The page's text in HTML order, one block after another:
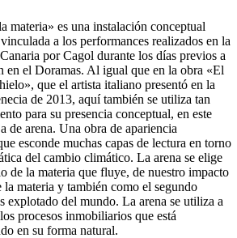
materia» es una instalación conceptual
a los performances realizados en la
por Cagol durante los días previos a
en el Doramas. Al igual que en la obra «El
que el artista italiano presentó en la
de 2013, aquí también se utiliza tan
para su presencia conceptual, en este
de arena. Una obra de apariencia
esconde muchas capas de lectura en torno
del cambio climático. La arena se elige
de la materia que fluye, de nuestro impacto
materia y también como el segundo
explotado del mundo. La arena se utiliza a
procesos inmobiliarios que está
en su forma natural.